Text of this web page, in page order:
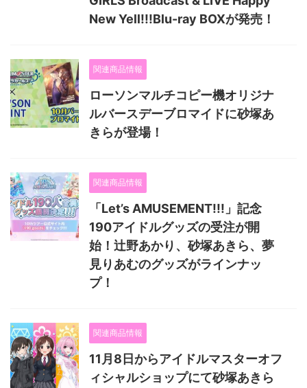
New Yell!!!Blu-ray BOXが発売！
関連商品情報
ローソンマルチコピー機オリジナ
ルバースデーブロマイドに砂塚あ
きらが登場！
関連商品情報
「Let’s AMUSEMENT!!!」記念
190アイドルグッズの受注が開
始！辻野あかり、砂塚あきら、夢
見りあむのグッズがラインナッ
プ！
関連商品情報
11月8日からアイドルマスターオフ
ィシャルショップにて砂塚あきら